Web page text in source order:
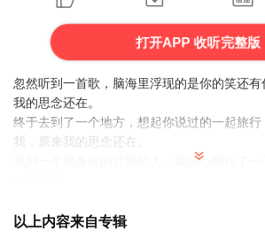
打开APP 收听完整版
忽然听到一首歌，脑海里浮现的是你的笑还
我的思念还在。
终于去到了一个地方，想起你说过的一起旅
我，原来我的思念还在。
见到一个很像你的背影的人，我的心颤抖了一
你思念的人还在不在？
以上内容来自专辑